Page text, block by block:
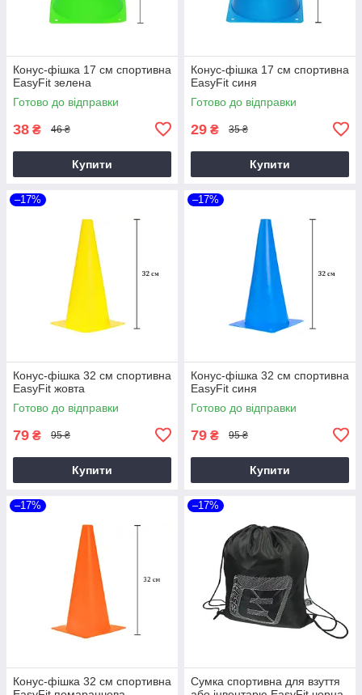
Конус-фішка 17 см спортивна
EasyFit зелена
Готово до відправки
38 ₴ 46 ₴
Купити
Конус-фішка 17 см спортивна
EasyFit синя
Готово до відправки
29 ₴ 35 ₴
Купити
–17%
Конус-фішка 32 см спортивна
EasyFit жовта
Готово до відправки
79 ₴ 95 ₴
Купити
–17%
Конус-фішка 32 см спортивна
EasyFit синя
Готово до відправки
79 ₴ 95 ₴
Купити
–17%
Конус-фішка 32 см спортивна
–17%
Сумка спортивна для взуття